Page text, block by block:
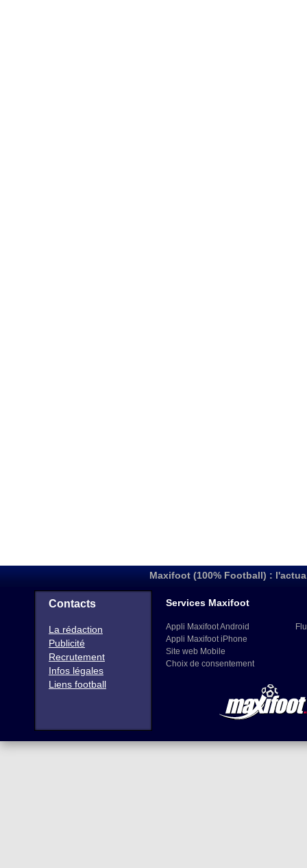
Maxifoot (100% Football) :
Contacts
La rédaction
Publicité
Recrutement
Infos légales
Liens football
Services Maxifoot
Appli Maxifoot Android
Appli Maxifoot iPhone
Site web Mobile
Choix de consentement